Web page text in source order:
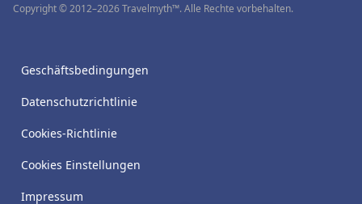
Copyright © 2012–2026 Travelmyth™. Alle Rechte vorbehalten.
Geschäftsbedingungen
Datenschutzrichtlinie
Cookies-Richtlinie
Cookies Einstellungen
Impressum